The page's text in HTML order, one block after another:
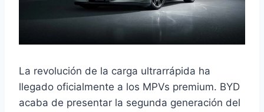
La revolución de la carga ultrarrápida ha
llegado oficialmente a los MPVs premium. BYD
acaba de presentar la segunda generación del